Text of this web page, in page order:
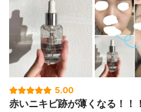
5.00
赤いニキビ跡が薄くなる！！！